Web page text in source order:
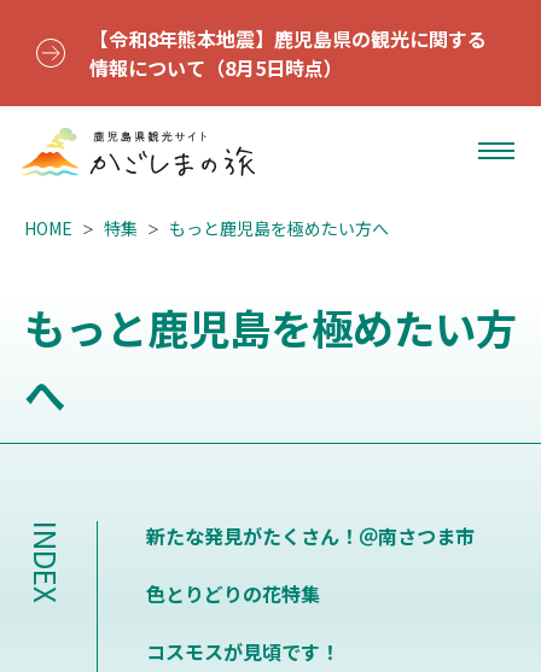
【令和8年熊本地震】鹿児島県の観光に関する
情報について（8月5日時点）
HOME 特集 もっと鹿児島を極めたい方へ
もっと鹿児島を極めたい方
へ
INDEX
新たな発見がたくさん！＠南さつま市
色とりどりの花特集
コスモスが見頃です！